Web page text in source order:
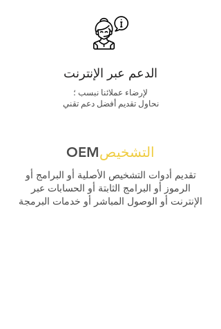
الدعم عبر الإنترنت
لإرضاء عملائنا نبسب ؛
نحاول تقديم أفضل دعم تقني
OEMالتشخيص
تقديم أدوات التشخيص الأصلية أو البرامج أو
الرموز أو البرامج الثابتة أو الحسابات عبر
الإنترنت أو الوصول المباشر أو خدمات البرمجة